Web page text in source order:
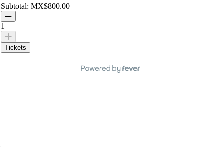
Subtotal: MX$800.00
1
Tickets